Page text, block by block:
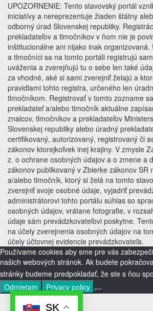
UPOZORNENIE: Tento stavovský portál
iniciatívy a nereprezentuje žiaden štátny
odborný úrad Slovenskej republiky.
prekladateľov a tlmočníkov v ňom nie je
inštitucionálne ani nijako inak
a tlmočníci sa na tomto portáli registrujú
uváženia a zverejňujú tu o sebe len také
za vhodné, aké si sami zverejniť želajú a
pravidlami tohto registra, určeného len
tlmočníkom. Registrovať v tomto zozname
prekladateľ a/alebo tlmočník aktuálne
znalcov, tlmočníkov a prekladateľov
Slovenskej republiky alebo úradný
certifikovaný, autorizovaný, registrovaný či
zákonov ktorejkoľvek inej krajiny. V zmysle
z. o ochrane osobných údajov a o zmene a
zákonov publikovaný v Zbierke zákonov SR
a/alebo tlmočník, ktorý si želá na tomto
zverejniť svoje osobné údaje, vyjadriť
administrátorovi tohto portálu súhlas so
osobných údajov, vrátane fotografie, v
údaje sám prevádzkovateľovi poskytne.
na účely zverejnenia osobných údajov na
účely účtovnej evidencie prevádzkovateľa.
SK
Používame cookies aby sme pre vás
našich webových stránok. Ak budete
stránky budeme predpokladať, že ste s ňou
Odmietam
Privacy policy